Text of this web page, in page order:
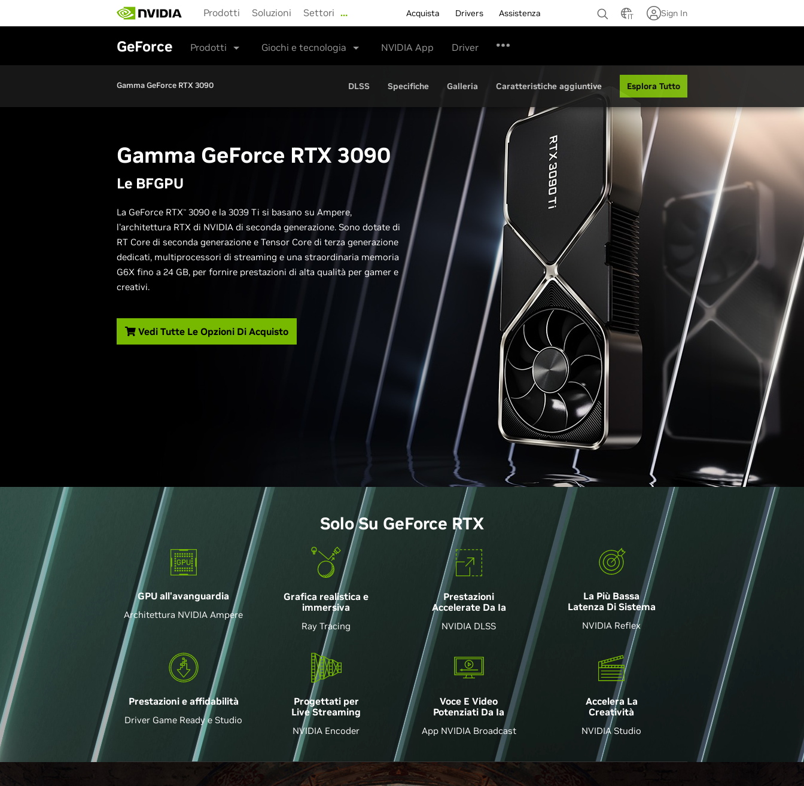
main
Prodotti Soluzioni Settori … Acquista Drivers Assistenza IT Sign In
GeForce Prodotti Giochi e tecnologia NVIDIA App Driver
Gamma GeForce RTX 3090 DLSS Specifiche Galleria Caratteristiche aggiuntive Esplora Tutto
Gamma GeForce RTX 3090
Le BFGPU
La GeForce RTX™ 3090 e la 3039 Ti si basano su Ampere,
l'architettura RTX di NVIDIA di seconda generazione. Sono dotate di
RT Core di seconda generazione e Tensor Core di terza generazione
dedicati, multiprocessori di streaming e una straordinaria memoria
G6X fino a 24 GB, per fornire prestazioni di alta qualità per gamer e
creativi.
Vedi Tutte Le Opzioni Di Acquisto
Solo Su GeForce RTX
GPU all'avanguardia
Architettura NVIDIA Ampere
Grafica realistica e
immersiva
Ray Tracing
Prestazioni
Accelerate Da Ia
NVIDIA DLSS
La Più Bassa
Latenza Di Sistema
NVIDIA Reflex
Prestazioni e affidabilità
Driver Game Ready e Studio
Progettati per
Live Streaming
NVIDIA Encoder
Voce E Video
Potenziati Da Ia
App NVIDIA Broadcast
Accelera La
Creatività
NVIDIA Studio